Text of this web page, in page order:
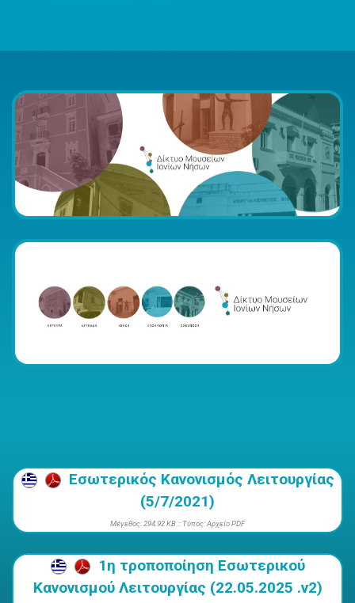
Εσωτερικός Κανονισμός Λειτουργίας
(5/7/2021)
Mέγεθος: 294.92 KB :: Τύπος: Αρχείο PDF
1η τροποποίηση Εσωτερικού
Κανονισμού Λειτουργίας (22.05.2025 .v2)